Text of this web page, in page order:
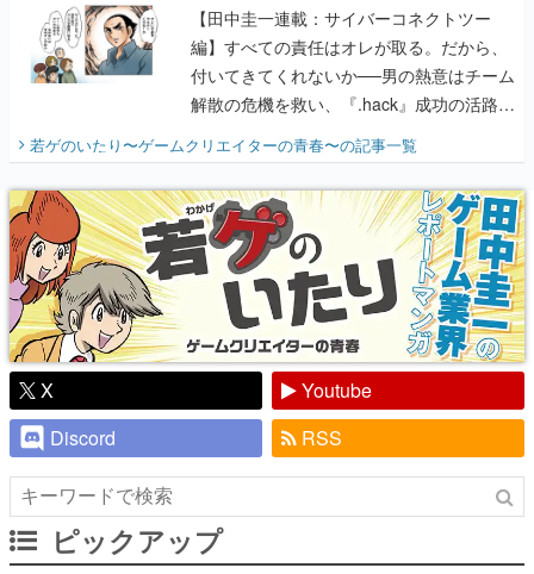
【田中圭一連載：サイバーコネクトツー
編】すべての責任はオレが取る。だから、
付いてきてくれないか──男の熱意はチーム
解散の危機を救い、『.hack』成功の活路を
開く。業界の快男児・松山 洋に流れる血は
『少年ジャンプ』色だった【若ゲのいた
り】
若ゲのいたり〜ゲームクリエイターの青春〜の記事一覧
X
Youtube
Discord
RSS
ピックアップ